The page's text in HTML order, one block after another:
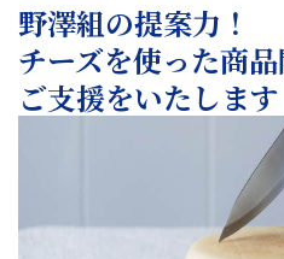
野澤組の提案力！
チーズを使った商
ご支援をいたします